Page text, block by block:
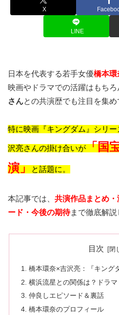
X
LINE
日本を代表する若手女優橋本環
映画やドラマでの活躍はもちろ
さんとの共演歴でも注目を集め
特に映画『キングダム』シリ
沢亮さんの掛け合いが「国
演」と話題に。
本記事では、 共演作品まとめ
ード・今後の期待まで徹底解説
目次
橋本環奈×吉沢亮：『キング
横浜流星との関係は？ドラ
仲良しエピソード＆裏話
橋本環奈のプロフィール